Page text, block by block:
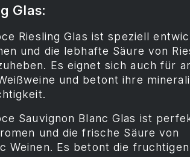
Glas:
Riesling Glas ist speziell
und die lebhafte Säure von
Es eignet sich auch für
und betont ihre
Sauvignon Blanc Glas ist
und die frische Säure von
Weinen. Es betont die